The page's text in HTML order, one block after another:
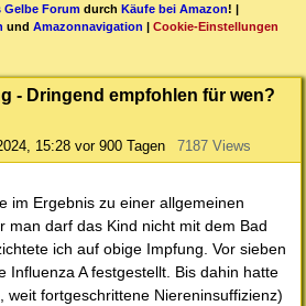
Gelbe Forum durch Käufe bei Amazon! |
und Amazonnavigation | Cookie-Einstellungen
- Dringend empfohlen für wen?
15:28 vor 900 Tagen 7187 Views
im Ergebnis zu einer allgemeinen
man darf das Kind nicht mit dem Bad
ich auf obige Impfung. Vor sieben
Influenza A festgestellt. Bis dahin hatte
weit fortgeschrittene Niereninsuffizienz)